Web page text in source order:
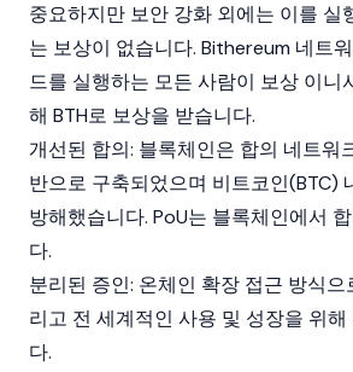
중요하지만 보안 강화 외에는 이를 실
는 보상이 없습니다. Bithereum 네트
드를 실행하는 모든 사람이 보상 이니
해 BTH로 보상을 받습니다.
개선된 합의: 블록체인은 합의 네트워
반으로 구축되었으며 비트코인(BTC)
방해했습니다. PoU는 블록체인에서
다.
분리된 증인: 온체인 확장 접근 방식
리고 전 세계적인 사용 및 성장을 위해
다.